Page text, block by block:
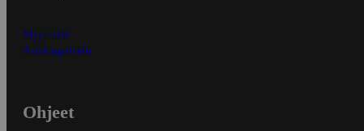
Myymälät
Asiakaspalvelu
Ohjeet